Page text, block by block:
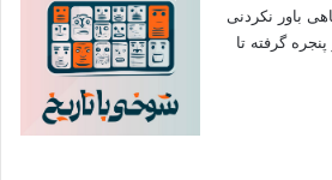
باور نکردنی‌
گرفته تا